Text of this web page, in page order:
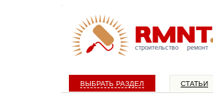
строительство ремонт
ВЫБРАТЬ РАЗДЕЛ СТАТЬИ